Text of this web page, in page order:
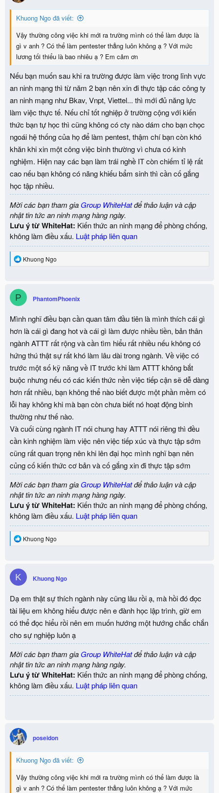
Khuong Ngo đã viết:
Vậy thường công việc khi mới ra trường mình có thể làm được là
gì v anh ? Có thể làm pentester thẳng luôn không ạ ? Với mức
lương tối thiểu là bao nhiêu ạ ? Em cảm ơn
Nếu bạn muốn sau khi ra trường được làm việc trong lĩnh vực
an ninh mạng thì từ năm 2 bạn nên xin đi thực tập các công ty
an ninh mạng như Bkav, Vnpt, Viettel... thì mới đủ năng lực
làm việc thực tế. Nếu chỉ tốt nghiệp ở trường cộng với kiến
thức bạn tự học thì cũng không có cty nào dám cho bạn chọc
ngoái hệ thống của họ để làm pentest, thậm chí bạn còn khó
khăn khi xin một công việc bình thường vì chưa có kinh
nghiệm. Hiện nay các bạn làm trái nghề IT còn chiếm tỉ lệ rất
cao nếu bạn không có năng khiếu bẩm sinh thì cần cố gắng
học tập nhiều.
Mời các bạn tham gia Group WhiteHatđể thảo luận và cập
nhật tin tức an ninh mạng hàng ngày.
Lưu ý từ WhiteHat: Kiến thức an ninh mạng để phòng chống,
không làm điều xấu. Luật pháp liên quan
R
t
o
s
Khuong Ngo
P PhantomPhoenix
Mình nghĩ điều bạn cần quan tâm đầu tiên là mình thích cái gì
hơn là cái gì đang hot và cái gì làm được nhiều tiền, bản thân
ngành ATTT rất rộng và cần tìm hiểu rất nhiều nếu không có
hứng thú thật sự rất khó làm lâu dài trong ngành. Về việc có
trước một số kỹ năng về IT trước khi làm ATTT không bắt
buộc nhưng nếu có các kiến thức nền việc tiếp cận sẽ dễ dàng
hơn rất nhiều, bạn không thể nào biết được một phần mềm có
lỗi hay không khi mà bạn còn chưa biết nó hoạt động bình
thường như thế nào.
Và cuối cùng ngành IT nói chung hay ATTT nói riêng thì đều
cần kinh nghiệm làm việc nên việc tiếp xúc và thực tập sớm
cũng rất quan trọng nên khi lên đại học mình nghĩ bạn nên
củng cố kiến thức cơ bản và cố gắng xin đi thực tập sớm
Mời các bạn tham gia Group WhiteHatđể thảo luận và cập
nhật tin tức an ninh mạng hàng ngày.
Lưu ý từ WhiteHat: Kiến thức an ninh mạng để phòng chống,
không làm điều xấu. Luật pháp liên quan
R
t
o
s
:
Khuong Ngo
K Khuong Ngo
Dạ em thật sự thích ngành này cũng lâu rồi ạ, mà hồi đó đọc
tài liệu em không hiểu được nên e đành học lập trình, giờ em
có thể đọc hiểu rồi nên em muốn hướng một hướng chắc chắn
cho sự nghiệp luôn ạ
Mời các bạn tham gia Group WhiteHatđể thảo luận và cập
nhật tin tức an ninh mạng hàng ngày.
Lưu ý từ WhiteHat: Kiến thức an ninh mạng để phòng chống,
không làm điều xấu. Luật pháp liên quan
poseidon
Khuong Ngo đã viết:
Vậy thường công việc khi mới ra trường mình có thể làm được là
gì v anh ? Có thể làm pentester thẳng luôn không ạ ? Với mức